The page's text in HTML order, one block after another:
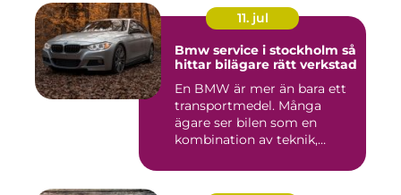
11. jul
Bmw service i stockholm så
hittar bilägare rätt verkstad
En BMW är mer än bara ett
transportmedel. Många
ägare ser bilen som en
kombination av teknik,